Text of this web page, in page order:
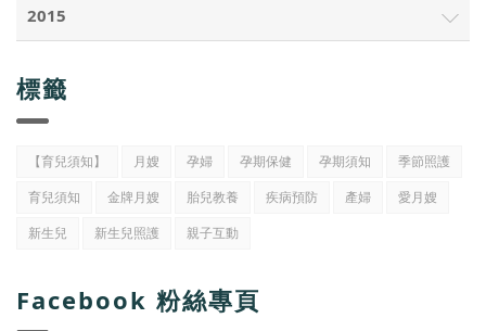
2015
標籤
【育兒須知】 月嫂 孕婦 孕期保健 孕期須知
季節照護
育兒須知
金牌月嫂 胎兒教養 疾病預防 產婦
愛月嫂
新生兒
新生兒照護 親子互動
Facebook 粉絲專頁